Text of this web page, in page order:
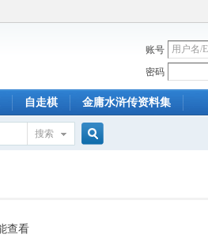
账号
密码
自走棋 金庸水浒传资料集
搜索
查看